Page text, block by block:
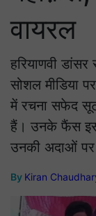
वायरल
हरियाणवी डांसर
सोशल मीडिया
में रचना सफेद
हैं। उनके फैंस इस
उनकी अदाओं पर
By Kiran